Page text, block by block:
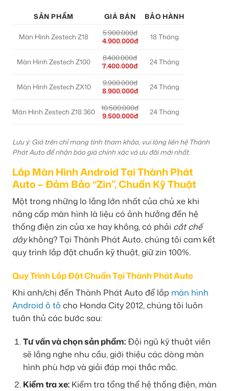
SẢN PHẨM GIÁ BÁN BẢO HÀNH
Màn Hình Zestech Z18
5.900.000đ
4.900.000đ
18 Tháng
Màn Hình Zestech Z100
8.400.000đ
7.400.000đ
24 Tháng
Màn Hình Zestech ZX10
9.900.000đ
8.900.000đ
24 Tháng
Màn Hình Zestech Z18 360
10.500.000đ
9.500.000đ
24 Tháng
Lưu ý: Giá trên chỉ mang tính tham khảo, vui lòng liên hệ Thành
Phát Auto để nhận báo giá chính xác và ưu đãi mới nhất.
Lắp Màn Hình Android Tại Thành Phát
Auto – Đảm Bảo “Zin”, Chuẩn Kỹ Thuật
Một trong những lo lắng lớn nhất của chủ xe khi
nâng cấp màn hình là liệu có ảnh hưởng đến hệ
thống điện zin của xe hay không, có phải cắt chế
dâykhông? Tại Thành Phát Auto, chúng tôi cam kết
quy trình lắp đặt chuẩn kỹ thuật, giữ zin 100%.
Quy Trình Lắp Đặt Chuẩn Tại Thành Phát Auto
Khi anh/chị đến Thành Phát Auto để lắp màn hình
Android ô tô cho Honda City 2012, chúng tôi luôn
tuân thủ các bước sau:
Tư vấn và chọn sản phẩm:Đội ngũ kỹ thuật viên
sẽ lắng nghe nhu cầu, giới thiệu các dòng màn
hình phù hợp và giải đáp mọi thắc mắc.
Kiểm tra xe:Kiểm tra tổng thể hệ thống điện, màn